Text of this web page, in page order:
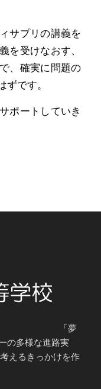
サプリの講義を
を受けなおす、
、確実に問題の
です。
ポートしていき
「夢
の多様な進路実
えるきっかけを作